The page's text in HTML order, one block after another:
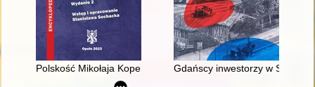
Polskość Mikołaja Kopernika z rodu Ślązaka
Gdańscy inwestorzy w